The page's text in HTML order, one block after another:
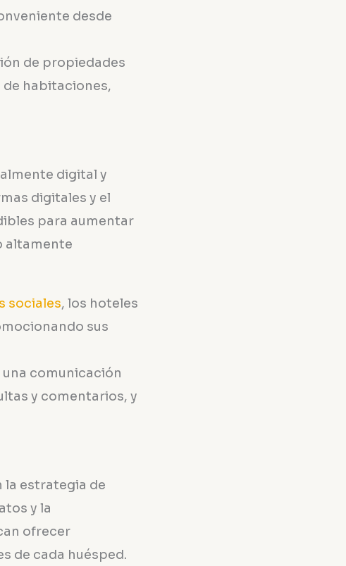
desde
de propiedades
habitaciones,
digital y
digitales y el
para aumentar
altamente
sociales, los hoteles
sus
comunicación
y comentarios, y
la estrategia de
y la
ofrecer
de cada huésped.